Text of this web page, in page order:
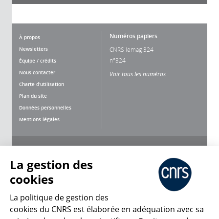
À propos
Newsletters
Équipe / crédits
Nous contacter
Charte d'utilisation
Plan du site
Données personnelles
Mentions légales
Numéros papiers
CNRS lemag 324
n°324
Voir tous les numéros
La gestion des
cookies
La politique de gestion des
cookies du CNRS est élaborée en adéquation avec sa